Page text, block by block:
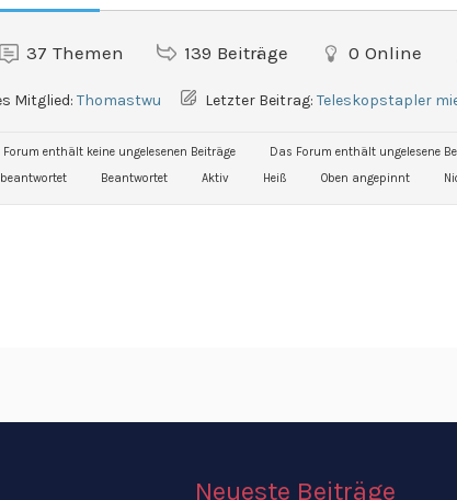
37 Themen 139 Beiträge 0 Online
Mitglied:Thomastwu Letzter Beitrag:Teleskopstapler
Forum enthält keine ungelesenen Beiträge
Das Forum enthält ungelesene
Beantwortet Aktiv Heiß Oben angepinnt
Neueste Beiträge